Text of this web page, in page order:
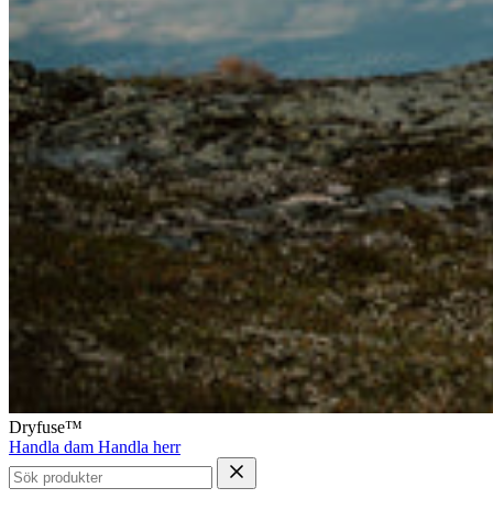
Dryfuse™
Handla dam Handla herr